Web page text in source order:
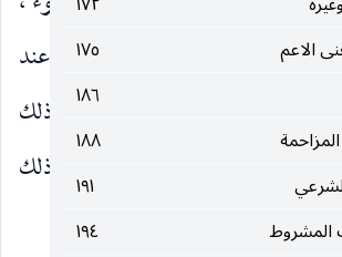
الاعم
١٧٥
١٨٦
١٨٨
١٩١
المشروط
١٩٤
فعليا الآن وانما يصبح فعليا عند
منوطة بالقدرة على متعلقه في ذلك
تكليف العاجز ، والقدرة في ذلك